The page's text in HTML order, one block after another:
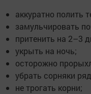
аккуратно полить
замульчировать
притенить на 2–3
укрыть на ночь;
осторожно
убрать сорняки
не трогать корни;